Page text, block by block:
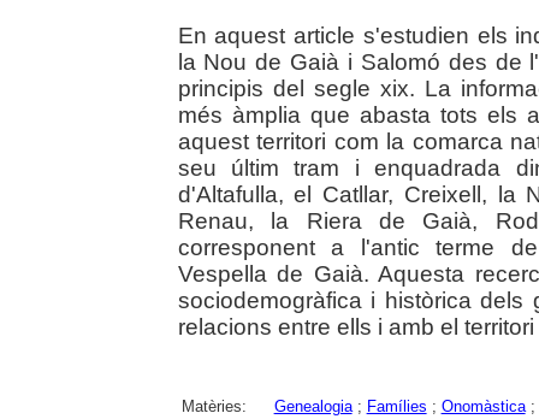
En aquest article s'estudien els
la Nou de Gaià i Salomó des de
principis del segle xix. La
més àmplia que abasta tots els
aquest territori com la comarca
seu últim tram i enquadrada
d'Altafulla, el Catllar, Creixell, la
Renau, la Riera de Gaià,
corresponent a l'antic terme
Vespella de Gaià. Aquesta
sociodemogràfica i històrica
relacions entre ells i amb el
Matèries: Genealogia; Famílies ; Onomàstica;